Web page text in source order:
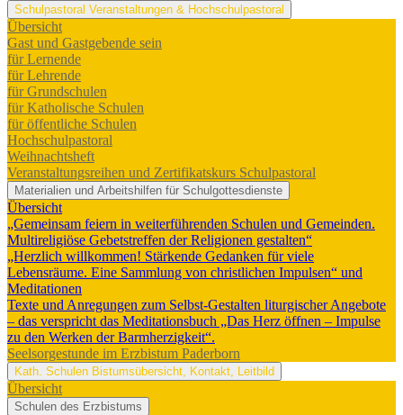
Schulpastoral Veranstaltungen & Hochschulpastoral
Übersicht
Gast und Gastgebende sein
für Lernende
für Lehrende
für Grundschulen
für Katholische Schulen
für öffentliche Schulen
Hochschulpastoral
Weihnachtsheft
Veranstaltungsreihen und Zertifikatskurs Schulpastoral
Materialien und Arbeitshilfen für Schulgottesdienste
Übersicht
„Gemeinsam feiern in weiterführenden Schulen und Gemeinden.
Multireligiöse Gebetstreffen der Religionen gestalten“
„Herzlich willkommen! Stärkende Gedanken für viele
Lebensräume. Eine Sammlung von christlichen Impulsen“ und
Meditationen
Texte und Anregungen zum Selbst-Gestalten liturgischer Angebote
– das verspricht das Meditationsbuch „Das Herz öffnen – Impulse
zu den Werken der Barmherzigkeit“.
Seelsorgestunde im Erzbistum Paderborn
Kath. Schulen Bistumsübersicht, Kontakt, Leitbild
Übersicht
Schulen des Erzbistums